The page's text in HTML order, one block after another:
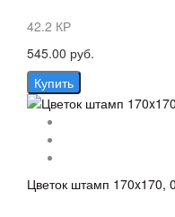
42.2 КР
545.00 руб.
Купить
Цветок штамп 170x170,